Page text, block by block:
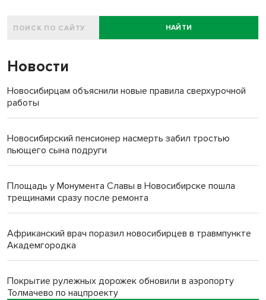
НАЙТИ
Новости
Новосибирцам объяснили новые правила сверхурочной
работы
Новосибирский пенсионер насмерть забил тростью
пьющего сына подруги
Площадь у Монумента Славы в Новосибирске пошла
трещинами сразу после ремонта
Африканский врач поразил новосибирцев в травмпункте
Академгородка
Покрытие рулежных дорожек обновили в аэропорту
Толмачево по нацпроекту